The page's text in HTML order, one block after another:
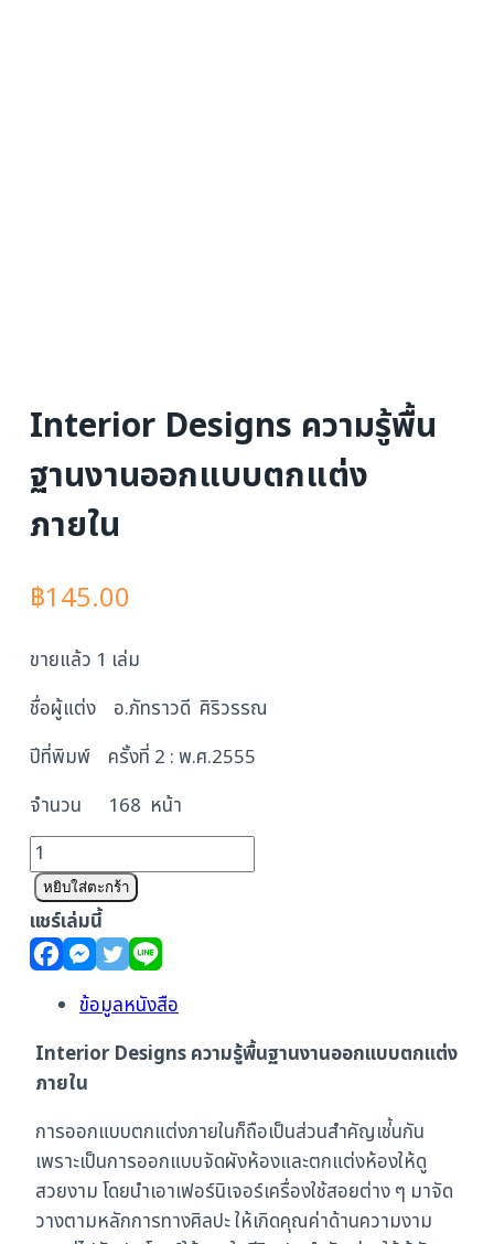
Interior Designs ความรู้พื้น
ฐานงานออกแบบตกแต่ง
ภายใน
฿145.00
ขายแล้ว 1 เล่ม
ชื่อผู้แต่ง อ.ภัทราวดี ศิริวรรณ
ปีที่พิมพ์ ครั้งที่ 2 : พ.ศ.2555
จำนวน 168 หน้า
จำนวน
Interior
Designs
ความ
รู้
งาน
ออกแบบ
ภายใน
ชิ้น
หยิบใส่ตะกร้า
แชร์เล่มนี้
ข้อมูลหนังสือ
Interior Designs ความรู้พื้นฐานงานออกแบบตกแต่ง
ภายใน
การออกแบบตกแต่งภายในก็ถือเป็นส่วนสำคัญเช่้นกัน
เพราะเป็นการออกแบบจัดผังห้องและตกแต่งห้องให้ดู
สวยงาม โดยนำเอาเฟอร์นิเจอร์เครื่องใช้สอยต่าง ๆ มาจัด
วางตามหลักการทางศิลปะ ให้เกิดคุณค่าด้านความงาม